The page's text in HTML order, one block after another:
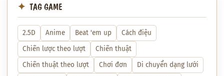
TAG GAME
2.5D Anime Beat 'em up
Cách điệu
Chiến lược theo lượt
Chiến thuật
Chiến thuật theo lượt
Chơi đơn
Di chuyển dạng lưới